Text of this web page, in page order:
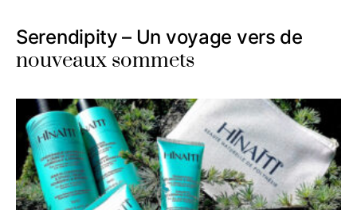
Serendipity – Un voyage vers de
nouveaux sommets